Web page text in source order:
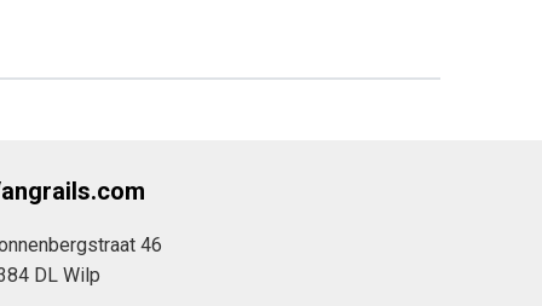
46
DL Wilp